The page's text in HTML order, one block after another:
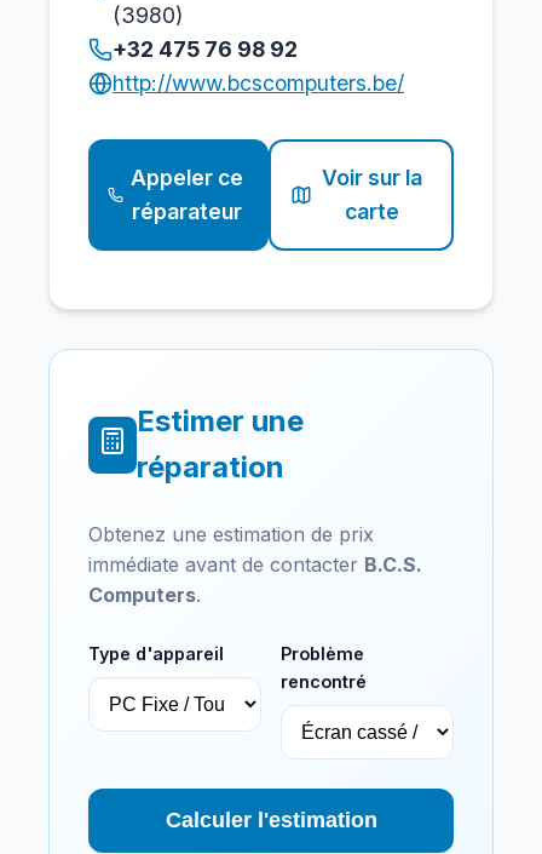
(3980)
+32 475 76 98 92
http://www.bcscomputers.be/
Appeler ce
réparateur
Voir sur la
carte
Estimer une
réparation
Obtenez une estimation de prix
immédiate avant de contacter B.C.S.
Computers.
Type d'appareil
Problème
rencontré
Calculer l'estimation